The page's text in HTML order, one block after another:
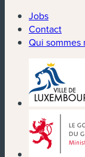
Jobs
Contact
Qui sommes